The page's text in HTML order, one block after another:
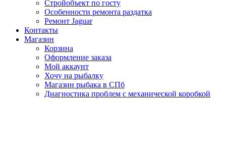
Стройобъект по госту
Особенности ремонта раздатка
Ремонт Jaguar
Контакты
Магазин
Корзина
Оформление заказа
Мой аккаунт
Хочу на рыбалку
Магазин рыбака в СПб
Диагностика проблем с механической коробкой